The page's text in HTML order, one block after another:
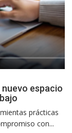
espacio
prácticas
con...